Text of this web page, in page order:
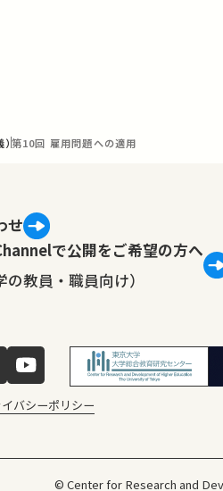
第10回 雇用問題への適用
せ
で公開をご希望の方へ
の教員・職員向け）
バシーポリシー
© Center for Research and